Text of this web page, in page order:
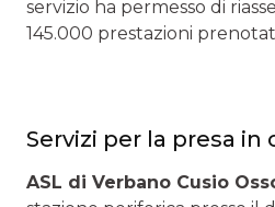
servizio ha permesso di
145.000 prestazioni
Servizi per la presa
ASL di Verbano Cusio